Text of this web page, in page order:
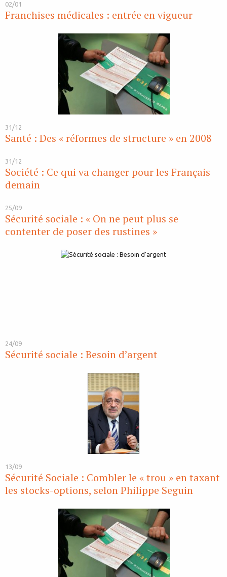
02/01
Franchises médicales : entrée en vigueur
31/12
Santé : Des « réformes de structure » en 2008
31/12
Société : Ce qui va changer pour les Français
demain
25/09
Sécurité sociale : « On ne peut plus se
contenter de poser des rustines »
24/09
Sécurité sociale : Besoin d’argent
13/09
Sécurité Sociale : Combler le « trou » en taxant
les stocks-options, selon Philippe Seguin